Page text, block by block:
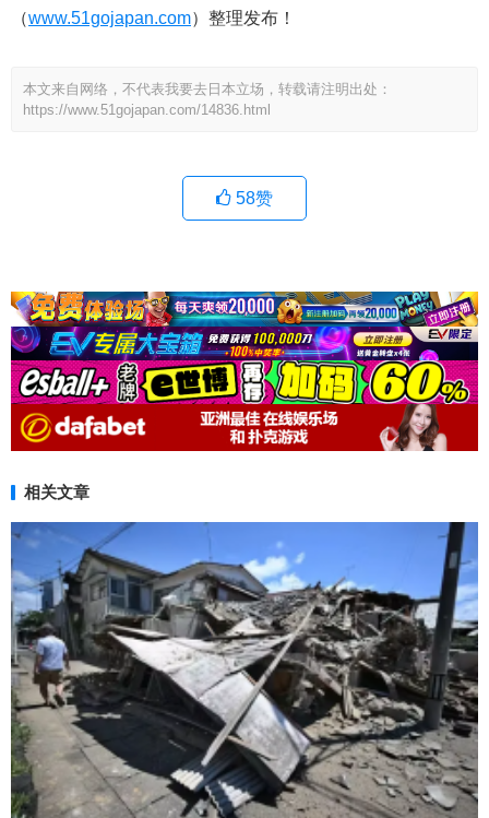
（www.51gojapan.com）整理发布！
本文来自网络，不代表我要去日本立场，转载请注明出处：
https://www.51gojapan.com/14836.html
58赞
相关文章